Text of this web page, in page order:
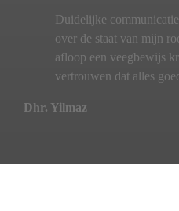
Duidelijke
over de staat van mijn
afloop een veegbewijs
vertrouwen dat alles
Dhr. Yilmaz